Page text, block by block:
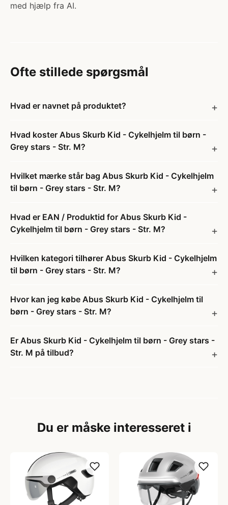
med hjælp fra AI.
Ofte stillede spørgsmål
Hvad er navnet på produktet?
Hvad koster Abus Skurb Kid - Cykelhjelm til børn -
Grey stars - Str. M?
Hvilket mærke står bag Abus Skurb Kid - Cykelhjelm
til børn - Grey stars - Str. M?
Hvad er EAN / Produktid for Abus Skurb Kid -
Cykelhjelm til børn - Grey stars - Str. M?
Hvilken kategori tilhører Abus Skurb Kid - Cykelhjelm
til børn - Grey stars - Str. M?
Hvor kan jeg købe Abus Skurb Kid - Cykelhjelm til
børn - Grey stars - Str. M?
Er Abus Skurb Kid - Cykelhjelm til børn - Grey stars -
Str. M på tilbud?
Du er måske interesseret i